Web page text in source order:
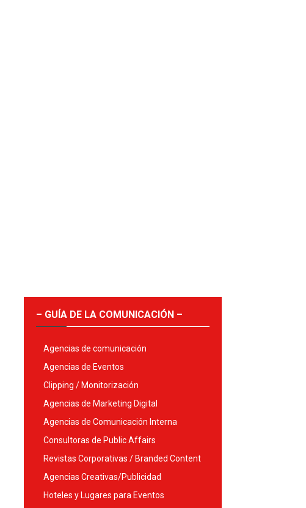
– GUÍA DE LA COMUNICACIÓN –
Agencias de comunicación
Agencias de Eventos
Clipping / Monitorización
Agencias de Marketing Digital
Agencias de Comunicación Interna
Consultoras de Public Affairs
Revistas Corporativas / Branded Content
Agencias Creativas/Publicidad
Hoteles y Lugares para Eventos